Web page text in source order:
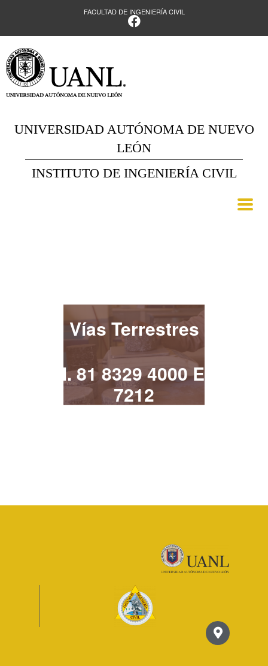
FACULTAD DE INGENIERÍA CIVIL
UNIVERSIDAD AUTÓNOMA DE NUEVO
LEÓN
INSTITUTO DE INGENIERÍA CIVIL
Vías Terrestres
Tel. 81 8329 4000 Ext.
7212